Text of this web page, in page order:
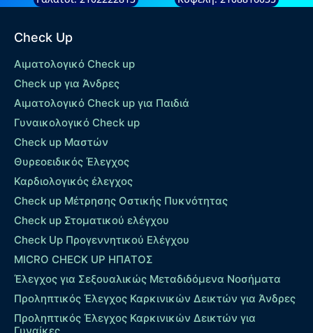
Check Up
Αιματολογικό Check up
Check up για Άνδρες
Αιματολογικό Check up για Παιδιά
Γυναικολογικό Check up
Check up Μαστών
Θυρεοειδικός Έλεγχος
Καρδιολογικός έλεγχος
Check up Mέτρησης Οστικής Πυκνότητας
Check up Στοματικού ελέγχου
Check Up Προγεννητικού Ελέγχου
MICRO CHECK UP HΠΑΤΟΣ
Έλεγχος για Σεξουαλικώς Μεταδιδόμενα Νοσήματα
Προληπτικός Έλεγχος Καρκινικών Δεικτών για Άνδρες
Προληπτικός Έλεγχος Καρκινικών Δεικτών για
Γυναίκες